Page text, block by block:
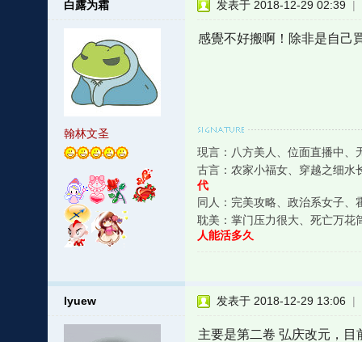
白露为霜
翰林文圣
发表于 2018-12-29 02:39 |
感覺不好搬啊！除非是自己
現言：八方美人、位面直播中、
古言：农家小福女、穿越之细水
代
同人：完美攻略、政治系女子
耽美：掌门压力很大、死亡万花
人能活多久
lyuew 发表于 2018-12-29 13:06 |
主要是第二卷 弘庆改元，